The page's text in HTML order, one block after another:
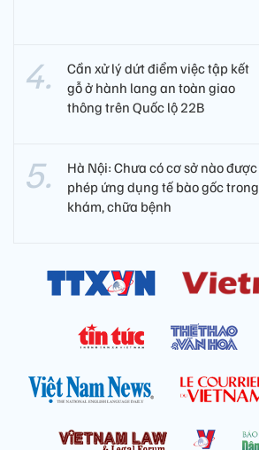
Cần xử lý dứt điểm việc tập kết
gỗ ở hành lang an toàn giao
thông trên Quốc lộ 22B
Hà Nội: Chưa có cơ sở nào được
phép ứng dụng tế bào gốc trong
khám, chữa bệnh